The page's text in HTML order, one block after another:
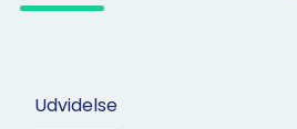
Udvidelse